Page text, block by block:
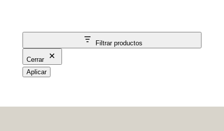
Filtrar productos
Cerrar
Aplicar